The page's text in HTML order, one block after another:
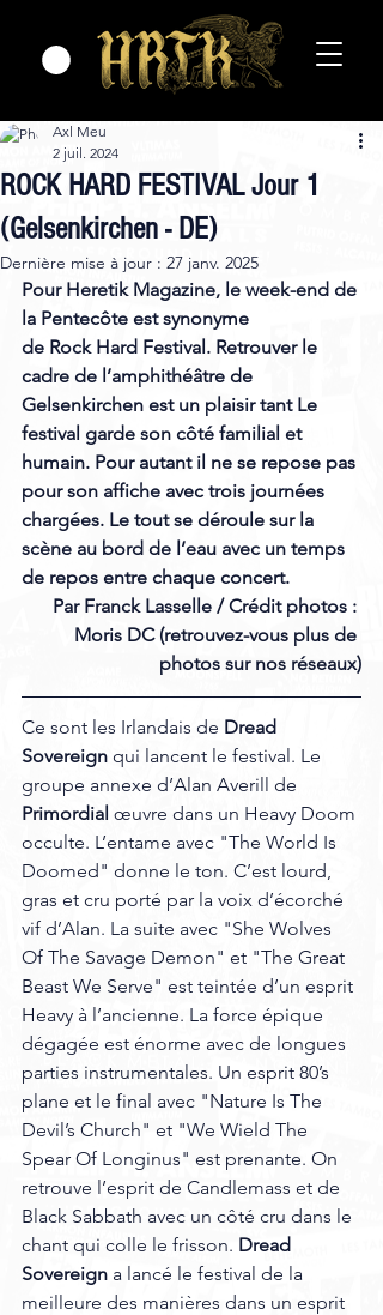
ROCK HARD FESTIVAL Jour 1
(Gelsenkirchen - DE)
Axl Meu
2 juil. 2024
Dernière mise à jour : 27 janv. 2025
Pour Heretik Magazine, le week-end de
la Pentecôte est synonyme
de Rock Hard Festival. Retrouver le
cadre de l’amphithéâtre de
Gelsenkirchen est un plaisir tant Le
festival garde son côté familial et
humain. Pour autant il ne se repose pas
pour son affiche avec trois journées
chargées. Le tout se déroule sur la
scène au bord de l’eau avec un temps
de repos entre chaque concert.
Par Franck Lasselle / Crédit photos :
Moris DC (retrouvez-vous plus de
photos sur nos réseaux)
Ce sont les Irlandais de Dread
Sovereign qui lancent le festival. Le
groupe annexe d’Alan Averill de
Primordial œuvre dans un Heavy Doom
occulte. L’entame avec "The World Is
Doomed" donne le ton. C’est lourd,
gras et cru porté par la voix d’écorché
vif d’Alan. La suite avec "She Wolves
Of The Savage Demon" et "The Great
Beast We Serve" est teintée d’un esprit
Heavy à l’ancienne. La force épique
dégagée est énorme avec de longues
parties instrumentales. Un esprit 80’s
plane et le final avec "Nature Is The
Devil’s Church" et "We Wield The
Spear Of Longinus" est prenante. On
retrouve l’esprit de Candlemass et de
Black Sabbath avec un côté cru dans le
chant qui colle le frisson. Dread
Sovereign a lancé le festival de la
meilleure des manières dans un esprit